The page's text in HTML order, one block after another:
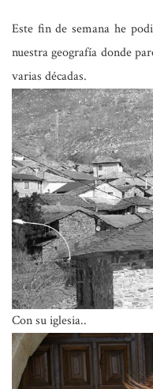
Este fin de semana he
nuestra geografía donde
varias décadas.
Con su iglesia..